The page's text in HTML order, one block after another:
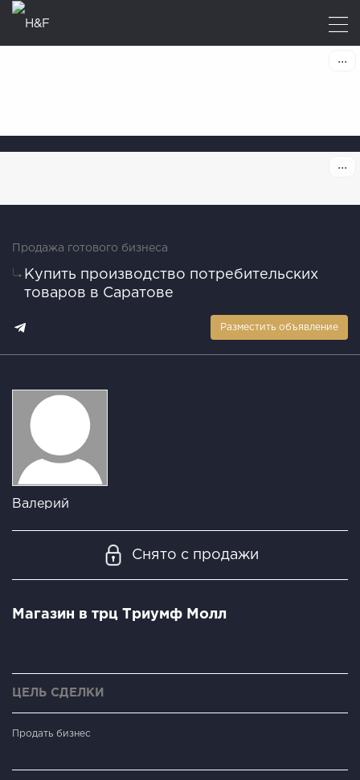
Продажа готового бизнеса
Купить производство потребительских
товаров в Саратове
Разместить объявление
Валерий
Снято с продажи
Магазин в трц Триумф Молл
ЦЕЛЬ СДЕЛКИ
Продать бизнес